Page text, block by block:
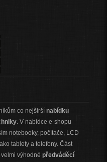
co nejširší nabídku
. V nabídce e-shopu
notebooky, počítače, LCD
tablety a telefony. Část
výhodné předváděcí